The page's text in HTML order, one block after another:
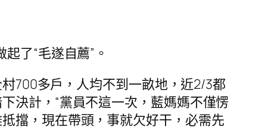
了“毛遂自薦”。
700多戶，人均不到一畝地，近2/3都
決計，“黨員不這一次，藍媽媽不僅愣
擋，現在帶頭，事就欠好干，必需先